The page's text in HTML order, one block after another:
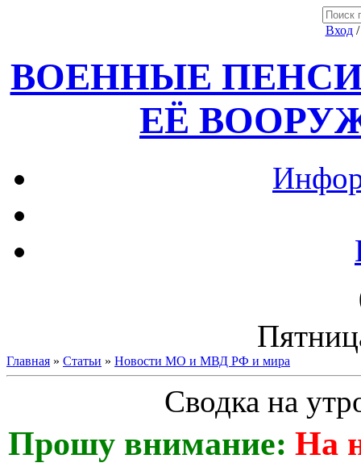
Вход
ВОЕННЫЕ
ЕЁ
Главная » Статьи » Новости МО и МВД РФ и мира
Сводка на
Прошу внимание: На